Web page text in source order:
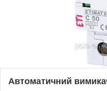
Автоматичний